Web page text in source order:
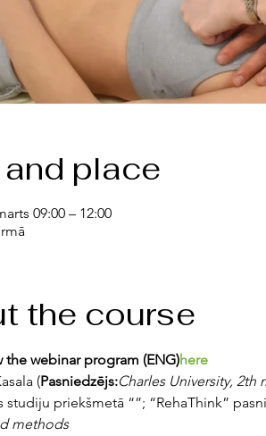
place
09:00 – 12:00
the course
the webinar program (ENG)here
(Pasniedzējs:Charles University,
studiju priekšmetā “”; “RehaThink”
methods